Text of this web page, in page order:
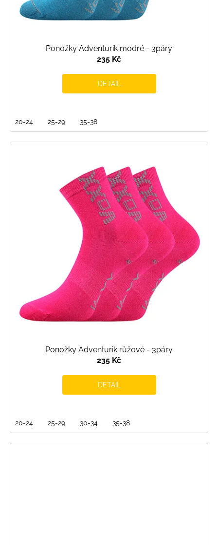
Ponožky Adventurik modré - 3páry
235 Kč
DETAIL
20-24 25-29 35-38
Ponožky Adventurik růžové - 3páry
235 Kč
DETAIL
20-24 25-29 30-34 35-38